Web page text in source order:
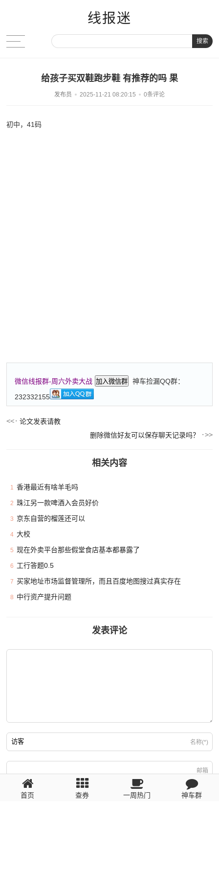
线报迷
搜索
给孩子买双鞋跑步鞋 有推荐的吗 果
发布员 2025-11-21 08:20:15 0条评论
初中，41码
微信线报群-周六外卖大战 加入微信群
神车捡漏QQ群：
232332155
论文发表请教
删除微信好友可以保存聊天记录吗？
相关内容
1 香港最近有啥羊毛吗
2 珠江另一款啤酒入会员好价
3 京东自营的榴莲还可以
4 大校
5 现在外卖平台那些假堂食店基本都暴露了
6 工行答题0.5
7 买家地址市场监督管理所，而且百度地图搜过真实存在
8 中行资产提升问题
发表评论
名称(*)
邮箱
回复需填写必要信息
首页 查券 一周热门 神车群